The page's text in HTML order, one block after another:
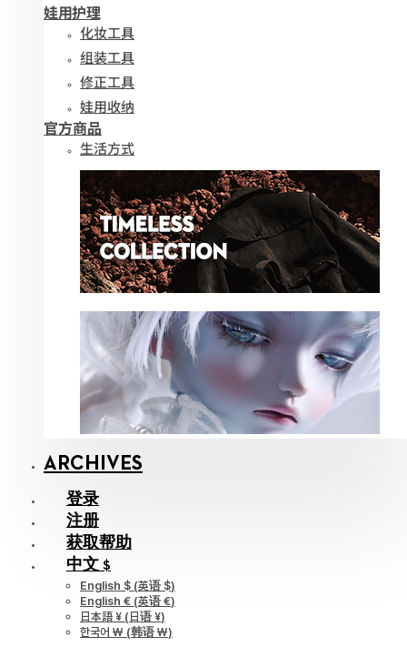
娃用护理
化妆工具
组装工具
修正工具
娃用收纳
官方商品
生活方式
ARCHIVES
登录
注册
获取帮助
中文 $
English $ (英语 $)
English € (英语 €)
日本語 ¥ ( 日语 ¥)
한국어 ￦ (韩语 ￦)